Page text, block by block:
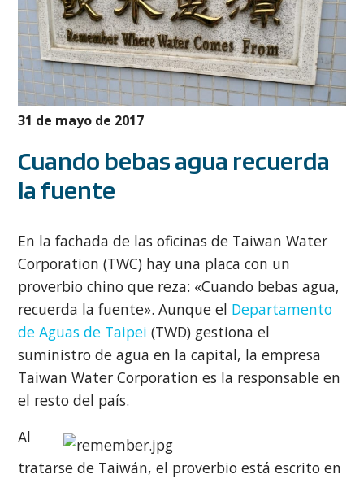
31 de mayo de 2017
Cuando bebas agua recuerda
la fuente
En la fachada de las oficinas de Taiwan Water
Corporation (TWC) hay una placa con un
proverbio chino que reza: «Cuando bebas agua,
recuerda la fuente». Aunque el Departamento
de Aguas de Taipei (TWD) gestiona el
suministro de agua en la capital, la empresa
Taiwan Water Corporation es la responsable en
el resto del país.
Al
tratarse de Taiwán, el proverbio está escrito en